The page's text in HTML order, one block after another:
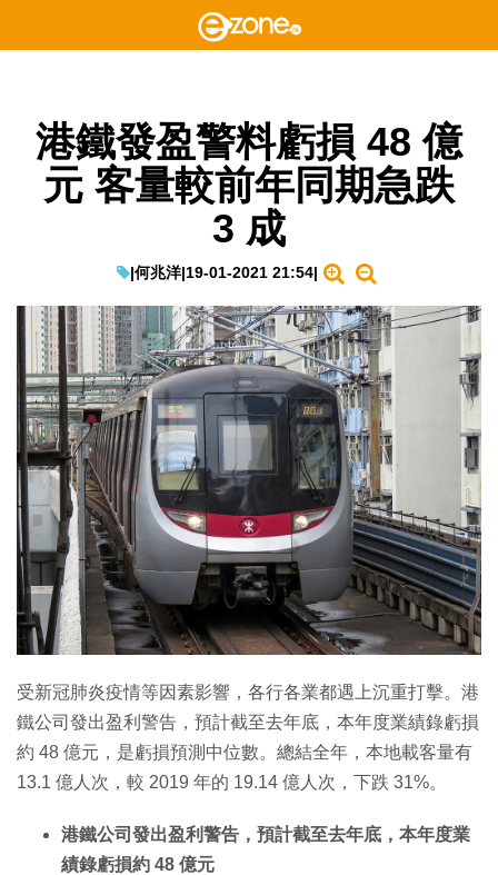
港鐵發盈警料虧損 48 億
元 客量較前年同期急跌
3 成
|何兆洋|19-01-2021 21:54|
受新冠肺炎疫情等因素影響，各行各業都遇上沉重打擊。港
鐵公司發出盈利警告，預計截至去年底，本年度業績錄虧損
約 48 億元，是虧損預測中位數。總結全年，本地載客量有
13.1 億人次，較 2019 年的 19.14 億人次，下跌 31%。
港鐵公司發出盈利警告，預計截至去年底，本年度業
績錄虧損約 48 億元